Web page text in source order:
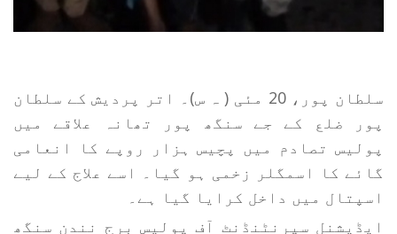
سلطان پور، 20 مئی ( ہ س)۔ اتر پردیش کے سلطان
پور ضلع کے جے سنگھ پور تھانہ علاقے میں
پولیس تصادم میں پچیس ہزار روپے کا انعامی
گائے کا اسمگلر زخمی ہو گیا۔ اسے علاج کے لیے
اسپتال میں داخل کرایا گیا ہے۔
ایڈیشنل سپرنٹنڈنٹ آف پولیس برج نندن سنگھ